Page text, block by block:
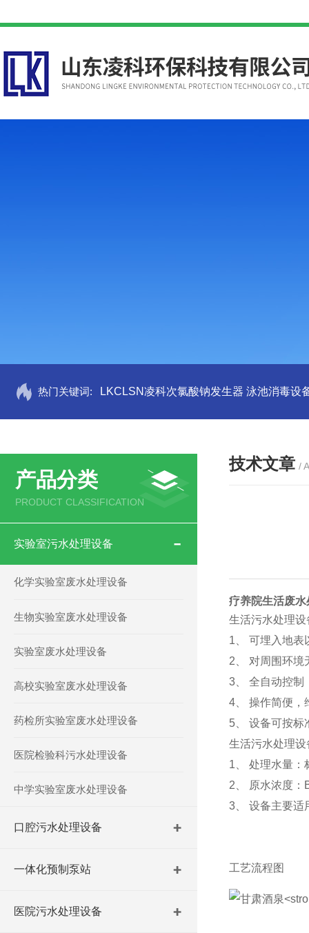
热门关键词: LKCLSN凌科次氯酸钠发生器 泳池消毒设
产品分类
PRODUCT CLASSIFICATION
实验室污水处理设备
化学实验室废水处理设备
生物实验室废水处理设备
实验室废水处理设备
高校实验室废水处理设备
药检所实验室废水处理设备
医院检验科污水处理设备
中学实验室废水处理设备
口腔污水处理设备
一体化预制泵站
医院污水处理设备
技术文章 /
疗养院生活废
生活污水处理设
1、 可埋入地表
2、 对周围环境
3、 全自动控制
4、 操作简便，
5、 设备可按标
生活污水处理
1、 处理水量：
2、 原水浓度：
3、 设备主要适
工艺流程图